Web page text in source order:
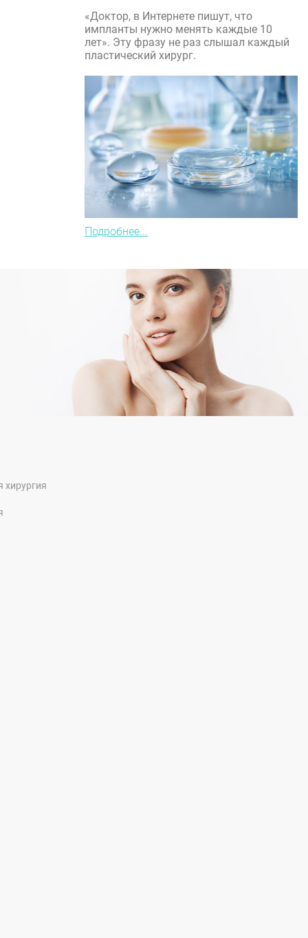
«Доктор, в Интернете пишут, что
импланты нужно менять каждые 10
лет». Эту фразу не раз слышал каждый
пластический хирург.
Подробнее...
хирургия